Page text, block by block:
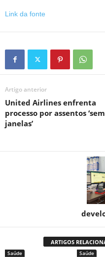
Link da fonte
Artigo anterior
United Airlines enfrenta
processo por assentos ‘sem
janelas’
ARTIGOS
Saúde Saúde